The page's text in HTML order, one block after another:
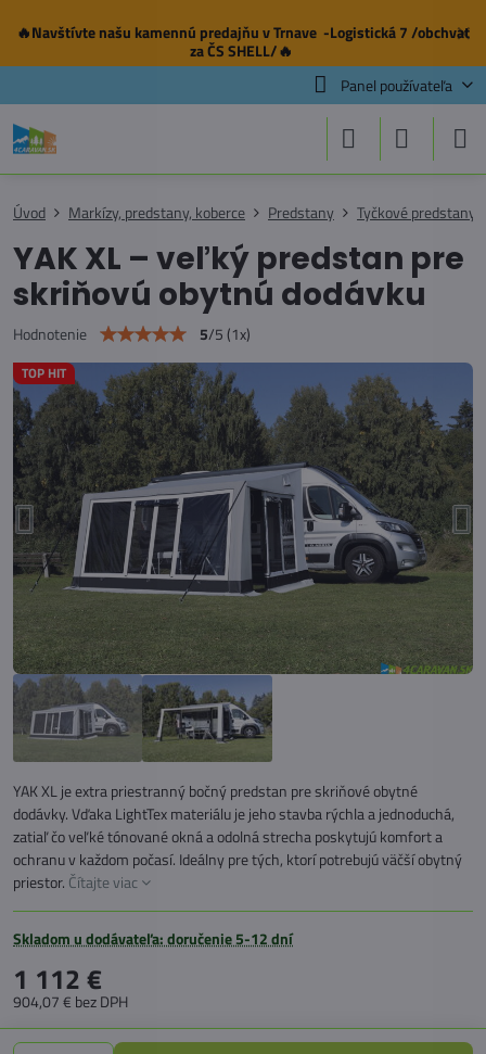
✕
🔥Navštívte našu kamennú predajňuv Trnave -Logistická 7 /obchvat
za ČS SHELL/🔥
Panel používateľa
TOP HIT
Úvod Markízy, predstany, koberce Predstany Tyčkové predstany
YAK XL – veľký predstan pre
skriňovú obytnú dodávku
Hodnotenie 5/5(1x)
YAK XL je extra priestranný bočný predstan pre skriňové obytné
dodávky. Vďaka LightTex materiálu je jeho stavba rýchla a jednoduchá,
zatiaľ čo veľké tónované okná a odolná strecha poskytujú komfort a
ochranu v každom počasí. Ideálny pre tých, ktorí potrebujú väčší obytný
priestor. Čítajte viac
Skladom u dodávateľa: doručenie 5-12 dní
1 112 €
904,07 € bez DPH